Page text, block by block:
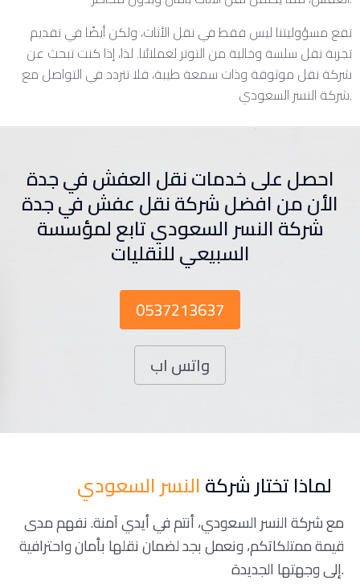
تقع مسؤوليتنا ليس فقط في نقل الأثاث، ولكن أيضًا في تقديم
تجربة نقل سلسة وخالية من التوتر لعملائنا. لذا، إذا كنت تبحث عن
شركة نقل موثوقة وذات سمعة طيبة، فلا تتردد في التواصل مع
شركة النسر السعودي.
احصل على خدمات نقل العفش في جدة
الأن من افضل شركة نقل عفش في جدة
شركة النسر السعودي تابع لمؤسسة
السبيعي للنقليات
0537213637
واتس اب
لماذا تختار شركةالنسر السعودي
مع شركة النسر السعودي، أنتم في أيدي آمنة. نفهم مدى
قيمة ممتلكاتكم، ونعمل بجد لضمان نقلها بأمان واحترافية
إلى وجهتها الجديدة.